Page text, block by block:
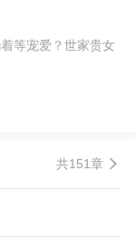
等宠爱？世家贵女
共151章